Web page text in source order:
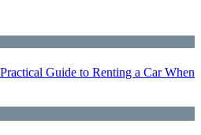
Guide to Renting a Car When